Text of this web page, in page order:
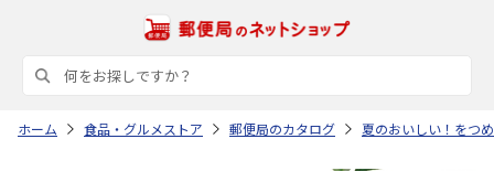
ホーム 食品・グルメストア 郵便局のカタログ 夏のおいしい！をつ